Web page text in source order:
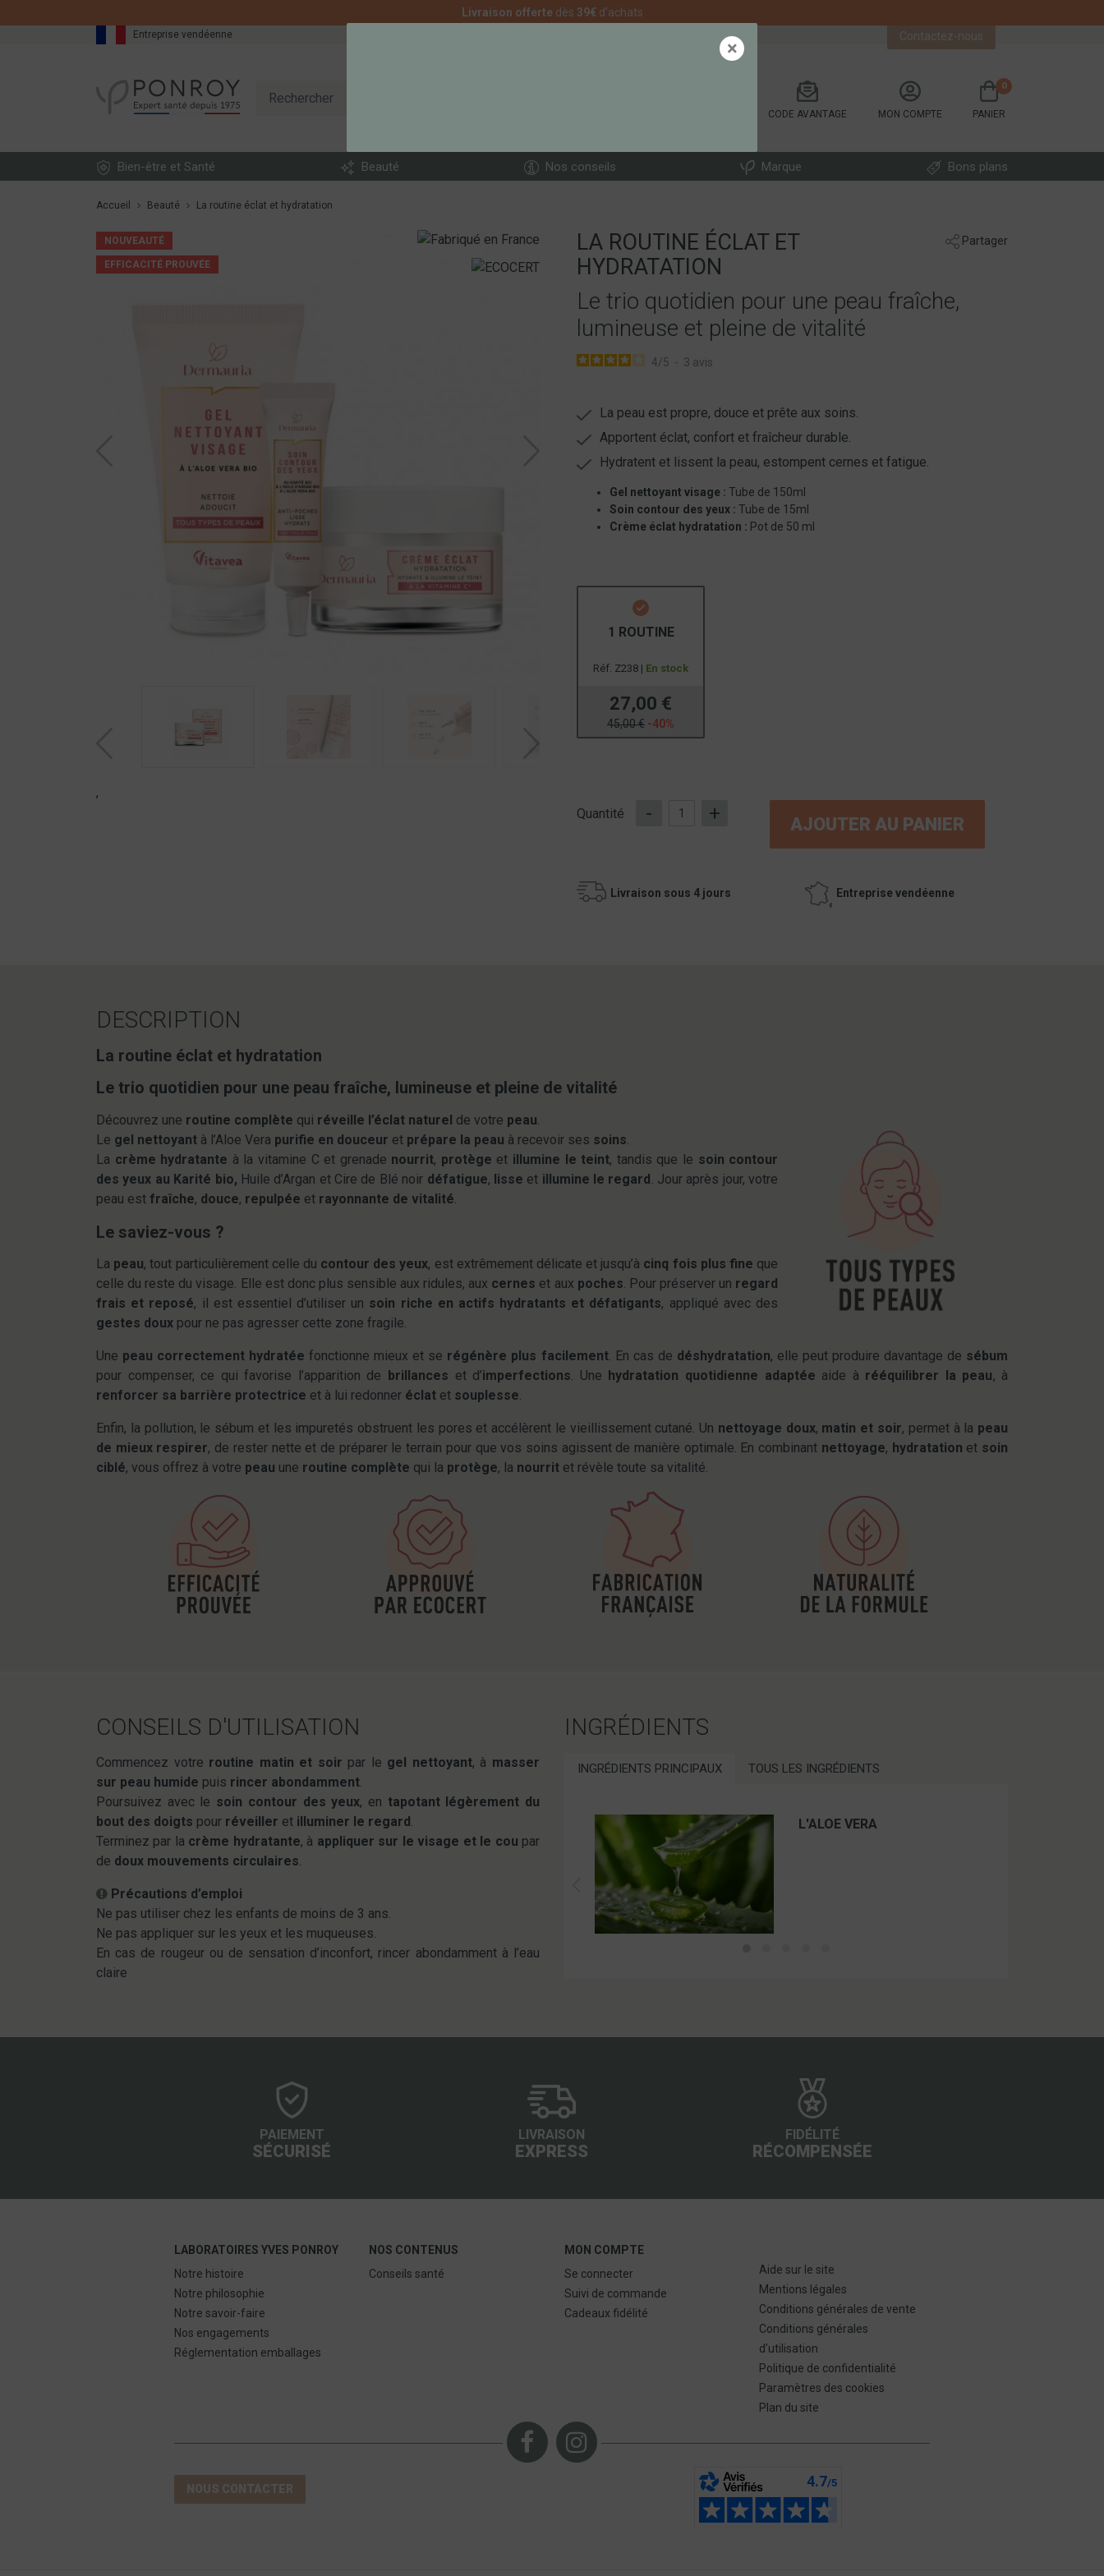
Livraison offerte dès 39€ d'achats
CODE AVANTAGE MON COMPTE PANIER
0
Bien-être et Santé Beauté Nos conseils Marque Bons plans
Entreprise vendéenne Contactez-nous
Accueil Beauté La routine éclat et hydratation
Partager
LA ROUTINE ÉCLAT ET
HYDRATATION
Le trio quotidien pour une peau fraîche,
lumineuse et pleine de vitalité
4/5 - 3 avis
La peau est propre, douce et prête aux soins.
Apportent éclat, confort et fraîcheur durable.
Hydratent et lissent la peau, estompent cernes et fatigue.
Gel nettoyant visage : Tube de 150ml
Soin contour des yeux : Tube de 15ml
Crème éclat hydratation : Pot de 50 ml
1 ROUTINE
Réf. Z238 | En stock
27,00 €
45,00 € -40%
AJOUTER AU PANIER
Quantité - +
Livraison sous 4 jours Entreprise vendéenne
NOUVEAUTÉ
EFFICACITÉ PROUVÉE
,
CONSEILS D'UTILISATION / INGRÉDIENTS
DESCRIPTION
La routine éclat et hydratation
Le trio quotidien pour une peau fraîche, lumineuse et pleine de vitalité
Découvrez une routine complète qui réveille l’éclat naturel de votre peau.
Le gel nettoyant à l’Aloe Vera purifie en douceur et prépare la peau à recevoir ses soins.
La crème hydratante à la vitamine C et grenade nourrit, protège et illumine le teint, tandis que le soin contour
des yeux au Karité bio, Huile d’Argan et Cire de Blé noir défatigue, lisse et illumine le regard. Jour après jour, votre
peau est fraîche, douce, repulpée et rayonnante de vitalité.
Le saviez-vous ?
La peau, tout particulièrement celle du contour des yeux, est extrêmement délicate et jusqu’à cinq fois plus fine que
celle du reste du visage. Elle est donc plus sensible aux ridules, aux cernes et aux poches. Pour préserver un regard
frais et reposé, il est essentiel d’utiliser un soin riche en actifs hydratants et défatigants, appliqué avec des
gestes doux pour ne pas agresser cette zone fragile.
Une peau correctement hydratée fonctionne mieux et se régénère plus facilement. En cas de déshydratation, elle peut produire davantage de sébum
pour compenser, ce qui favorise l’apparition de brillances et d’imperfections. Une hydratation quotidienne adaptée aide à rééquilibrer la peau, à
renforcer sa barrière protectrice et à lui redonner éclat et souplesse.
Enfin, la pollution, le sébum et les impuretés obstruent les pores et accélèrent le vieillissement cutané. Un nettoyage doux, matin et soir, permet à la peau
de mieux respirer, de rester nette et de préparer le terrain pour que vos soins agissent de manière optimale. En combinant nettoyage, hydratation et soin
ciblé, vous offrez à votre peau une routine complète qui la protège, la nourrit et révèle toute sa vitalité.
CONSEILS D'UTILISATION
Commencez votre routine matin et soir par le gel nettoyant, à masser
sur peau humide puis rincer abondamment.
Poursuivez avec le soin contour des yeux, en tapotant légèrement du
bout des doigts pour réveiller et illuminer le regard.
Terminez par la crème hydratante, à appliquer sur le visage et le cou par
de doux mouvements circulaires.
Précautions d’emploi
Ne pas utiliser chez les enfants de moins de 3 ans.
Ne pas appliquer sur les yeux et les muqueuses.
En cas de rougeur ou de sensation d’inconfort, rincer abondamment à l’eau
claire
INGRÉDIENTS
INGRÉDIENTS PRINCIPAUX TOUS LES INGRÉDIENTS
L'ALOE VERA
PAIEMENT
SÉCURISÉ
LIVRAISON
EXPRESS
FIDÉLITÉ
RÉCOMPENSÉE
LABORATOIRES YVES PONROY
Notre histoire
Notre philosophie
Notre savoir-faire
Nos engagements
Réglementation emballages
NOS CONTENUS
Conseils santé
MON COMPTE
Se connecter
Suivi de commande
Cadeaux fidélité
Aide sur le site
Mentions légales
Conditions générales de vente
Conditions générales
d’utilisation
Politique de confidentialité
Paramètres des cookies
Plan du site
NOUS CONTACTER
×